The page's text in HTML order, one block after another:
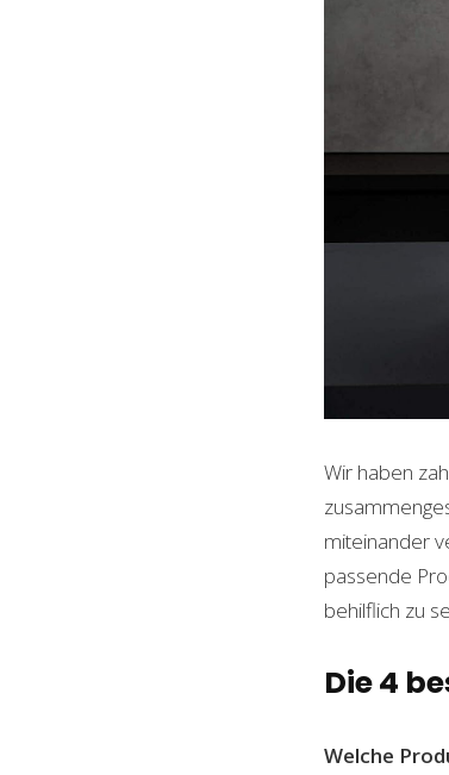
Wir haben
miteinander
passende
behilflich zu
Die 4
Welche